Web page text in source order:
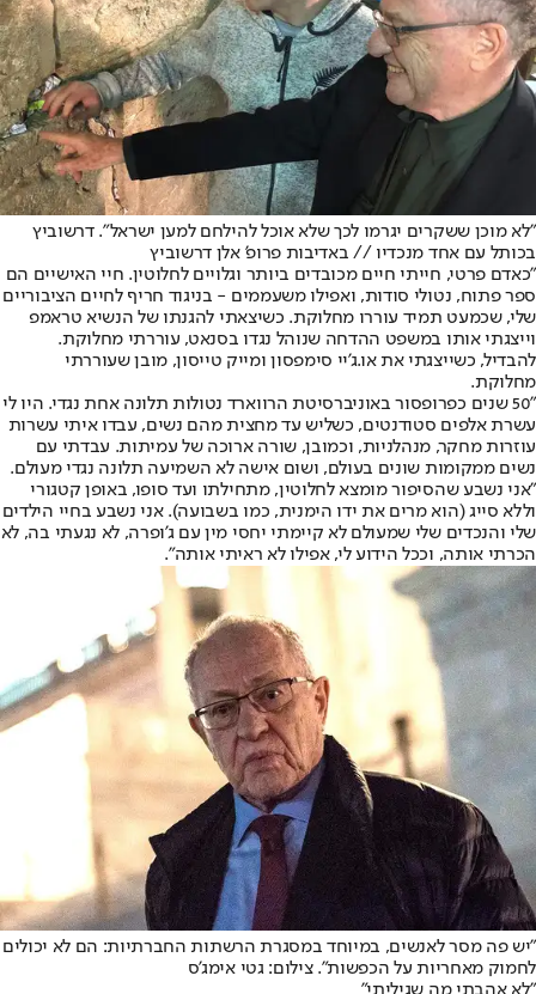
"לא מוכן ששקרים יגרמו לכך שלא אוכל להילחם למען ישראל". דרשוביץ
בכותל עם אחד מנכדיו // באדיבות פרופ' אלן דרשוביץ
"כאדם פרטי, חייתי חיים מכובדים ביותר וגלויים לחלוטין. חיי האישיים הם
ספר פתוח, נטולי סודות, ואפילו משעממים - בניגוד חריף לחיים הציבוריים
שלי, שכמעט תמיד עוררו מחלוקת. כשיצאתי להגנתו של הנשיא טראמפ
וייצגתי אותו במשפט ההדחה שנוהל נגדו בסנאט, עוררתי מחלוקת.
להבדיל, כשייצגתי את או.ג'יי סימפסון ומייק טייסון, מובן שעוררתי
מחלוקת.
"50 שנים כפרופסור באוניברסיטת הרווארד נטולות תלונה אחת נגדי. היו לי
עשרת אלפים סטודנטים, כשליש עד מחצית מהם נשים, עבדו איתי עשרות
עוזרות מחקר, מנהלניות, וכמובן, שורה ארוכה של עמיתות. עבדתי עם
נשים ממקומות שונים בעולם, ושום אישה לא השמיעה תלונה נגדי מעולם.
"אני נשבע שהסיפור מומצא לחלוטין, מתחילתו ועד סופו, באופן קטגורי
וללא סייג (הוא מרים את ידו הימנית, כמו בשבועה). אני נשבע בחיי הילדים
שלי והנכדים שלי שמעולם לא קיימתי יחסי מין עם ג'ופרה, לא נגעתי בה, לא
הכרתי אותה, וככל הידוע לי, אפילו לא ראיתי אותה".
"יש פה מסר לאנשים, במיוחד במסגרת הרשתות החברתיות: הם לא יכולים
לחמוק מאחריות על הכפשות". צילום: גטי אימג'ס